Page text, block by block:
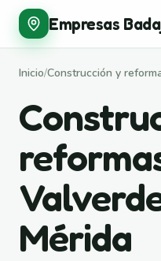
Empresas
Inicio/Construcción y
Mérida